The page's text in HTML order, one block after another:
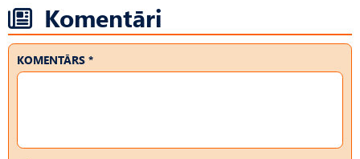
Komentāri
KOMENTĀRS *